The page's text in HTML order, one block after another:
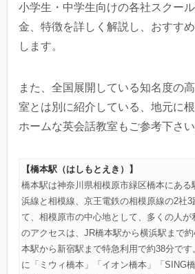
小学生・中学生向けの各社スクー
金、特徴を詳しく解説し、おすす
します。
また、全国展開している知名度の
室とは別に紹介している、地元に
ホームな英会話教室もご参考下さい
【橋本駅（はしもとえき）】
橋本駅は神奈川県相模原市緑区橋本にあ
浜線と相模線、京王電鉄の相模原線の2社
て、相模原市の中心地として、多くの人
のアクセスは、JR橋本駅から横浜駅まで
本駅から新宿駅まで特急利用で約38分で
に「ミウィ橋本」「イオン橋本」「SING